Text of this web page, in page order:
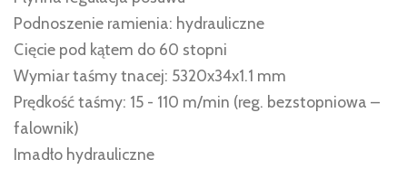
Podnoszenie ramienia: hydrauliczne
Cięcie pod kątem do 60 stopni
Wymiar taśmy tnacej: 5320x34x1.1 mm
Prędkość taśmy: 15 - 110 m/min (reg. bezstopniowa –
falownik)
Imadło hydrauliczne